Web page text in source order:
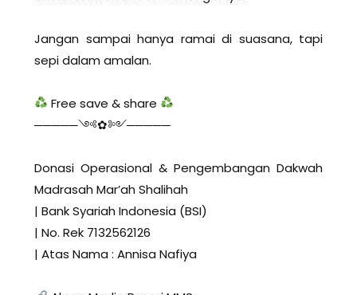
Jangan sampai hanya ramai di suasana, tapi
sepi dalam amalan.
Free save & share
─────༺✿༻─────
Donasi Operasional & Pengembangan Dakwah
Madrasah Mar’ah Shalihah
| Bank Syariah Indonesia (BSI)
| No. Rek 7132562126
| Atas Nama : Annisa Nafiya